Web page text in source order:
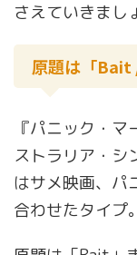
さえていきまし
原題は「Bait
『パニック・
ストラリア・シ
はサメ映画、パ
合わせたタイプ。